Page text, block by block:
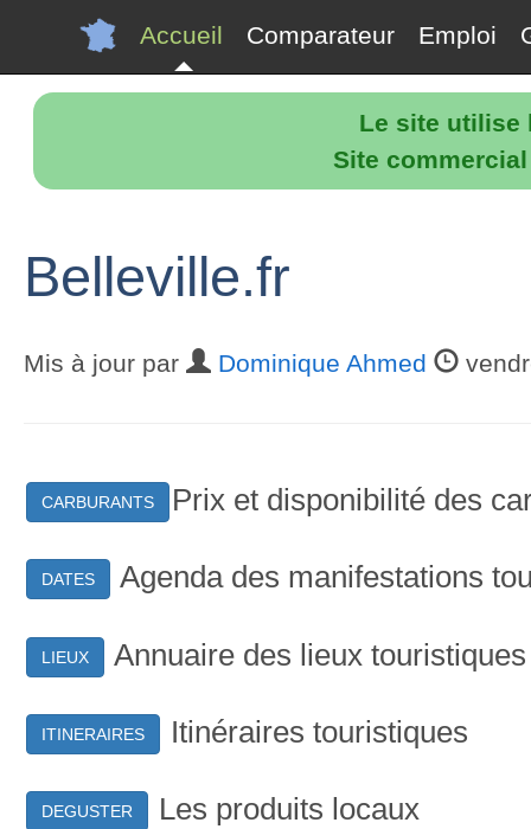
Le site utilise
Site
Accueil Comparateur Emploi
Belleville.fr
Mis à jour par Dominique Ahmed
CARBURANTS Prix et disponibilité des
DATES Agenda des manifestations
LIEUX Annuaire des lieux touristiques
ITINERAIRES Itinéraires touristiques
DEGUSTER Les produits locaux